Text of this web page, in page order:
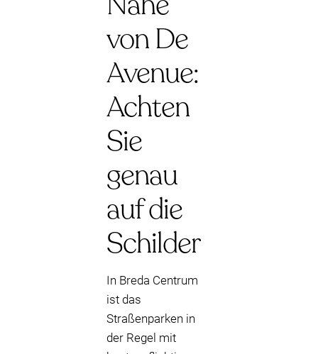
von De
Avenue:
Achten
Sie
genau
auf die
Schilder
In Breda Centrum
ist das
Straßenparken in
der Regel mit